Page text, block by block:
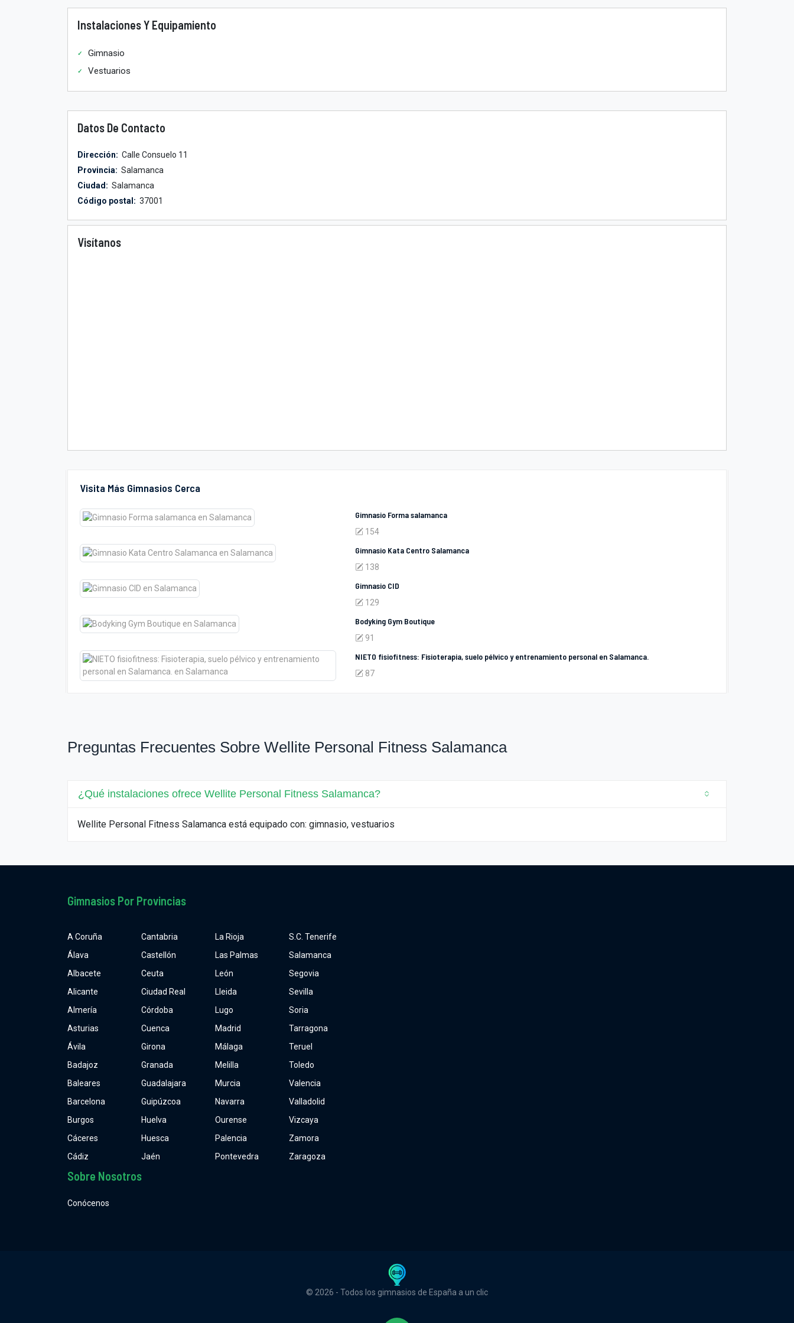
Visita Más Gimnasios Cerca
Gimnasio Forma salamanca
154
Gimnasio Kata Centro Salamanca
138
Gimnasio CID
129
Bodyking Gym Boutique
91
NIETO fisiofitness: Fisioterapia, suelo pélvico y entrenamiento personal en Salamanca.
87
Instalaciones Y Equipamiento
Gimnasio
Vestuarios
Datos De Contacto
Dirección: Calle Consuelo 11
Provincia: Salamanca
Ciudad: Salamanca
Código postal: 37001
Visítanos
Preguntas Frecuentes Sobre Wellite Personal Fitness Salamanca
¿Qué instalaciones ofrece Wellite Personal Fitness Salamanca?
Wellite Personal Fitness Salamanca está equipado con: gimnasio, vestuarios
Gimnasios Por Provincias
A Coruña
Álava
Albacete
Alicante
Almería
Asturias
Ávila
Badajoz
Baleares
Barcelona
Burgos
Cáceres
Cádiz
Cantabria
Castellón
Ceuta
Ciudad Real
Córdoba
Cuenca
Girona
Granada
Guadalajara
Guipúzcoa
Huelva
Huesca
Jaén
La Rioja
Las Palmas
León
Lleida
Lugo
Madrid
Málaga
Melilla
Murcia
Navarra
Ourense
Palencia
Pontevedra
S.C. Tenerife
Salamanca
Segovia
Sevilla
Soria
Tarragona
Teruel
Toledo
Valencia
Valladolid
Vizcaya
Zamora
Zaragoza
Sobre Nosotros
Conócenos
© 2026 - Todos los gimnasios de España a un clic